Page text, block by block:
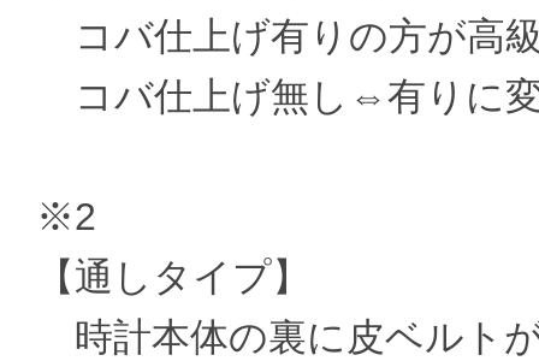
コバ仕上げ有りの方が高
コバ仕上げ無し⇔有りに
※2
【通しタイプ】
時計本体の裏に皮ベルト